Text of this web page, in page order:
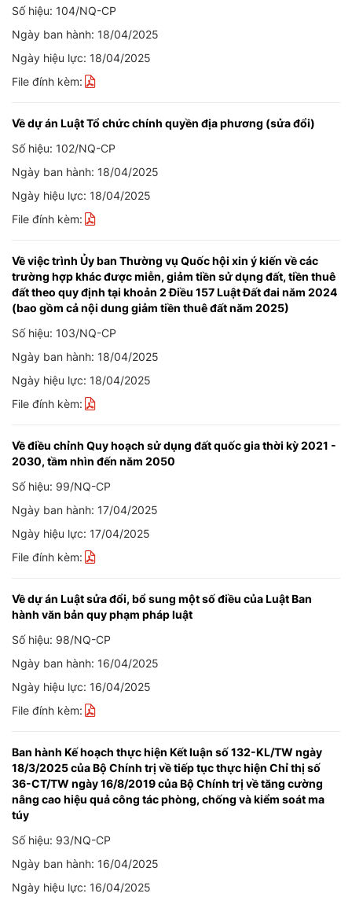
Số hiệu: 104/NQ-CP
Ngày ban hành: 18/04/2025
Ngày hiệu lực: 18/04/2025
File đính kèm:
Về dự án Luật Tổ chức chính quyền địa phương (sửa đổi)
Số hiệu: 102/NQ-CP
Ngày ban hành: 18/04/2025
Ngày hiệu lực: 18/04/2025
File đính kèm:
Về việc trình Ủy ban Thường vụ Quốc hội xin ý kiến về các
trường hợp khác được miễn, giảm tiền sử dụng đất, tiền thuê
đất theo quy định tại khoản 2 Điều 157 Luật Đất đai năm 2024
(bao gồm cả nội dung giảm tiền thuê đất năm 2025)
Số hiệu: 103/NQ-CP
Ngày ban hành: 18/04/2025
Ngày hiệu lực: 18/04/2025
File đính kèm:
Về điều chỉnh Quy hoạch sử dụng đất quốc gia thời kỳ 2021 -
2030, tầm nhìn đến năm 2050
Số hiệu: 99/NQ-CP
Ngày ban hành: 17/04/2025
Ngày hiệu lực: 17/04/2025
File đính kèm:
Về dự án Luật sửa đổi, bổ sung một số điều của Luật Ban
hành văn bản quy phạm pháp luật
Số hiệu: 98/NQ-CP
Ngày ban hành: 16/04/2025
Ngày hiệu lực: 16/04/2025
File đính kèm:
Ban hành Kế hoạch thực hiện Kết luận số 132-KL/TW ngày
18/3/2025 của Bộ Chính trị về tiếp tục thực hiện Chỉ thị số
36-CT/TW ngày 16/8/2019 của Bộ Chính trị về tăng cường
nâng cao hiệu quả công tác phòng, chống và kiểm soát ma
túy
Số hiệu: 93/NQ-CP
Ngày ban hành: 16/04/2025
Ngày hiệu lực: 16/04/2025